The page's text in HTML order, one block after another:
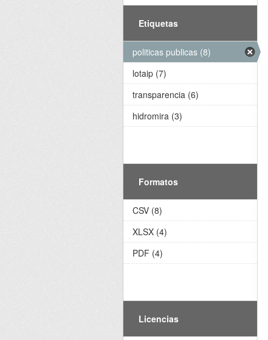
Etiquetas
politicas publicas (8)
lotaip (7)
transparencia (6)
hidromira (3)
Formatos
CSV (8)
XLSX (4)
PDF (4)
Licencias